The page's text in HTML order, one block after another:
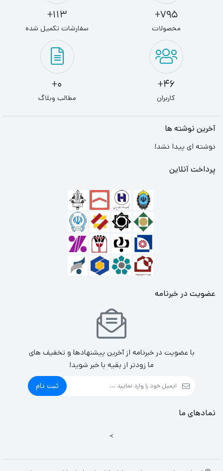
795+
محصولات
113+
سفارشات تکمیل شده
46+
کاربران
0+
مطالب وبلاگ
آخرین نوشته ها
نوشته ای پیدا نشد!
پرداخت آنلاین
عضویت در خبرنامه
با عضویت در خبرنامه از آخرین پیشنهادها و تخفیف های
ما زودتر از بقیه با خبر شوید!
ثبت نام
نمادهای ما
>